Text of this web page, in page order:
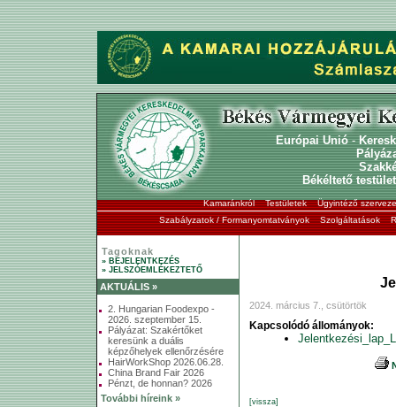
Európai Unió-
Békéltető testület
Kamaránkról Testületek
Ügyintéző
Szabályzatok / Formanyomtatványok
Szolgáltatások
Tagoknak
» BEJELENTKEZÉS
» JELSZÓEMLÉKEZTETŐ
AKTUÁLIS »
2. Hungarian Foodexpo -
2026. szeptember 15.
Pályázat: Szakértőket
keresünk a duális
képzőhelyek ellenőrzésére
HairWorkShop 2026.06.28.
China Brand Fair 2026
Pénzt, de honnan? 2026
További híreink »
2024. március 7., csütörtök
Kapcsolódó állományok:
[vissza]